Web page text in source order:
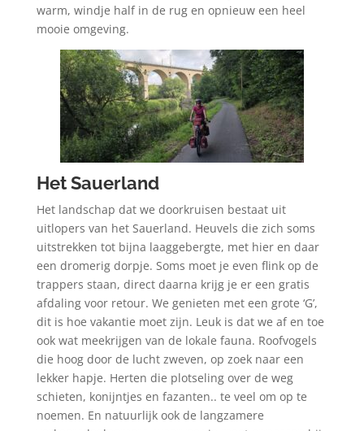
warm, windje half in de rug en opnieuw een heel
mooie omgeving.
Het Sauerland
Het landschap dat we doorkruisen bestaat uit
uitlopers van het Sauerland. Heuvels die zich soms
uitstrekken tot bijna laaggebergte, met hier en daar
een dromerig dorpje. Soms moet je even flink op de
trappers staan, direct daarna krijg je er een gratis
afdaling voor retour. We genieten met een grote ‘G’,
dit is hoe vakantie moet zijn. Leuk is dat we af en toe
ook wat meekrijgen van de lokale fauna. Roofvogels
die hoog door de lucht zweven, op zoek naar een
lekker hapje. Herten die plotseling over de weg
schieten, konijntjes en fazanten.. te veel om op te
noemen. En natuurlijk ook de langzamere